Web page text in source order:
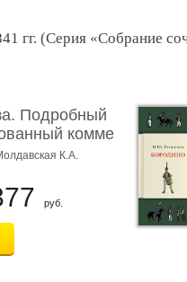
гг. (Серия «Собрание
Подробный
комме
К.А.
руб.